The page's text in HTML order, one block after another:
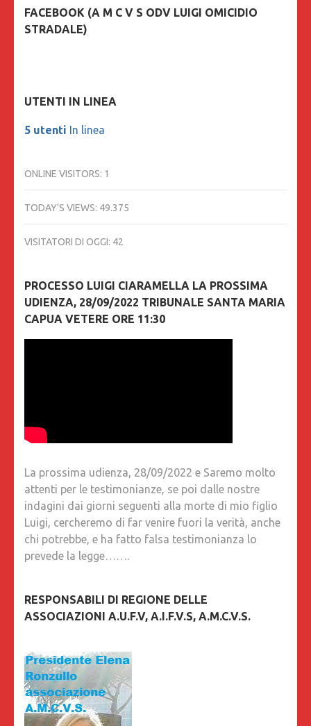
FACEBOOK (A M C V S ODV LUIGI OMICIDIO
STRADALE)
UTENTI IN LINEA
5 utenti In linea
ONLINE VISITORS: 1
TODAY'S VIEWS: 49.375
VISITATORI DI OGGI: 42
PROCESSO LUIGI CIARAMELLA LA PROSSIMA
UDIENZA, 28/09/2022 TRIBUNALE SANTA MARIA
CAPUA VETERE ORE 11:30
La prossima udienza, 28/09/2022 e Saremo molto
attenti per le testimonianze, se poi dalle nostre
indagini dai giorni seguenti alla morte di mio figlio
Luigi, cercheremo di far venire fuori la verità, anche
chi potrebbe, e ha fatto falsa testimonianza lo
prevede la legge…….
RESPONSABILI DI REGIONE DELLE
ASSOCIAZIONI A.U.F.V, A.I.F.V.S, A.M.C.V.S.